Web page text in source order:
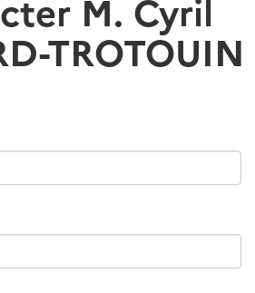
M. Cyril
TROTOUIN